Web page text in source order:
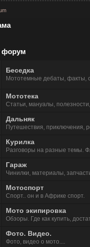
форум
Беседка
Мототемные дeбаты, факты,
Мототека
Статьи, мануалы,
Дальняк
Путешествия, приключения,
Курилка
Разговоры на разные темы.
Гараж
Чинилки, материалы,
Мотоспорт
Спорт.. он и в Африке спорт.
Мото экипировка
Обзоры. Где как купить,
Фото. Видео.
Фото, видео о мото....